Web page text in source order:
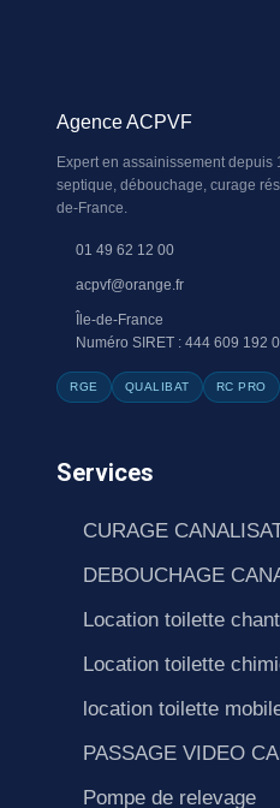
Agence ACPVF
Expert en assainissement depuis
septique, débouchage, curage
de-France.
01 49 62 12 00
acpvf@orange.fr
Île-de-France
Numéro SIRET : 444 609 192
RGE QUALIBAT RC PRO
Services
CURAGE
DEBOUCHAGE
Location toilette
Location toilette
location toilette
PASSAGE VIDEO
Pompe de relevage